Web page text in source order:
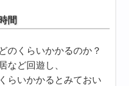
間
くらいかかるのか？
など回遊し、
らいかかるとみておい